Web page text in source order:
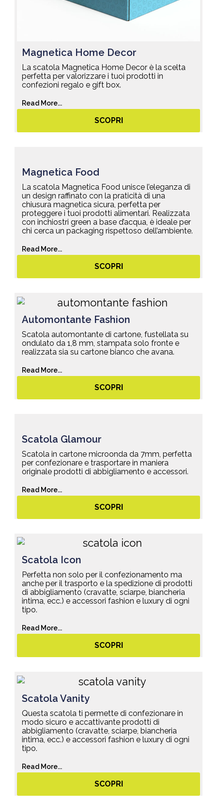
Magnetica Home Decor
La scatola Magnetica Home Decor è la scelta
perfetta per valorizzare i tuoi prodotti in
confezioni regalo e gift box.
Read More...
SCOPRI
Magnetica Food
La scatola Magnetica Food unisce l’eleganza di
un design raffinato con la praticità di una
chiusura magnetica sicura, perfetta per
proteggere i tuoi prodotti alimentari. Realizzata
con inchiostri green a base d’acqua, è ideale per
chi cerca un packaging rispettoso dell’ambiente.
Read More...
SCOPRI
Automontante Fashion
Scatola automontante di cartone, fustellata su
ondulato da 1,8 mm, stampata solo fronte e
realizzata sia su cartone bianco che avana.
Read More...
SCOPRI
Scatola Glamour
Scatola in cartone microonda da 7mm, perfetta
per confezionare e trasportare in maniera
originale prodotti di abbigliamento e accessori.
Read More...
SCOPRI
Scatola Icon
Perfetta non solo per il confezionamento ma
anche per il trasporto e la spedizione di prodotti
di abbigliamento (cravatte, sciarpe, biancheria
intima, ecc.) e accessori fashion e luxury di ogni
tipo.
Read More...
SCOPRI
Scatola Vanity
Questa scatola ti permette di confezionare in
modo sicuro e accattivante prodotti di
abbigliamento (cravatte, sciarpe, biancheria
intima, ecc.) e accessori fashion e luxury di ogni
tipo.
Read More...
SCOPRI